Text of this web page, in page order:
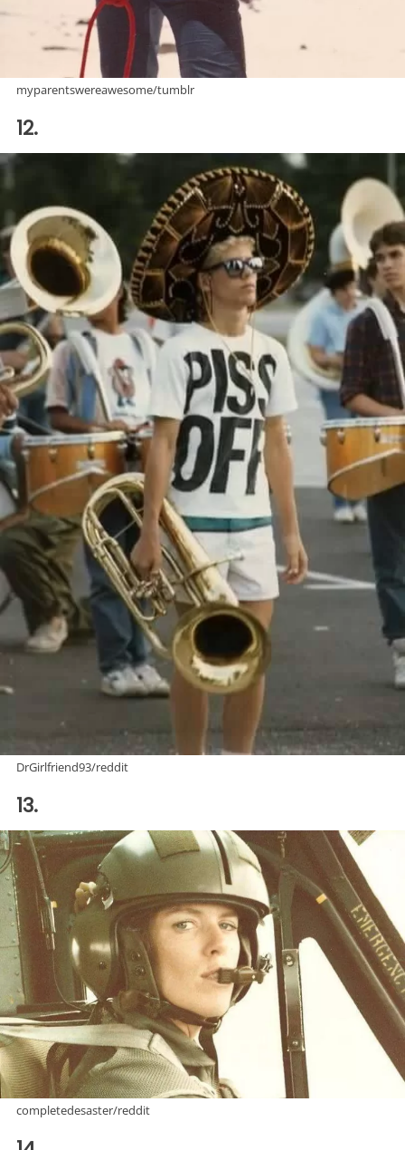
myparentswereawesome/tumblr
12.
DrGirlfriend93/reddit
13.
completedesaster/reddit